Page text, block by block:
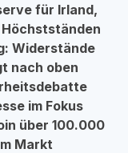
für Irland,
Höchstständen
Widerstände
nach oben
im Fokus
über 100.000
Markt